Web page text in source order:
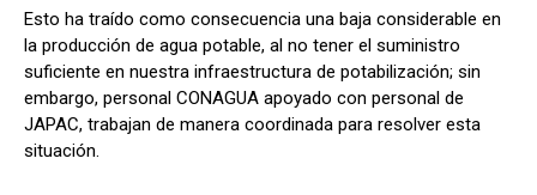
Esto ha traído como consecuencia una baja considerable en
la producción de agua potable, al no tener el suministro
suficiente en nuestra infraestructura de potabilización; sin
embargo, personal CONAGUA apoyado con personal de
JAPAC, trabajan de manera coordinada para resolver esta
situación.